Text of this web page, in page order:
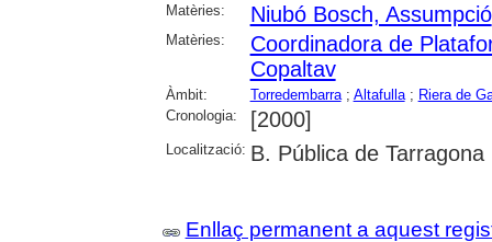
Matèries:
Niubó Bosch, Assumpció
Matèries:
Coordinadora de
Copaltav
Àmbit: Torredembarra; Altafulla; Riera de
Cronologia:
[2000]
Localització: B. Pública de Tarragona
Enllaç permanent a aquest